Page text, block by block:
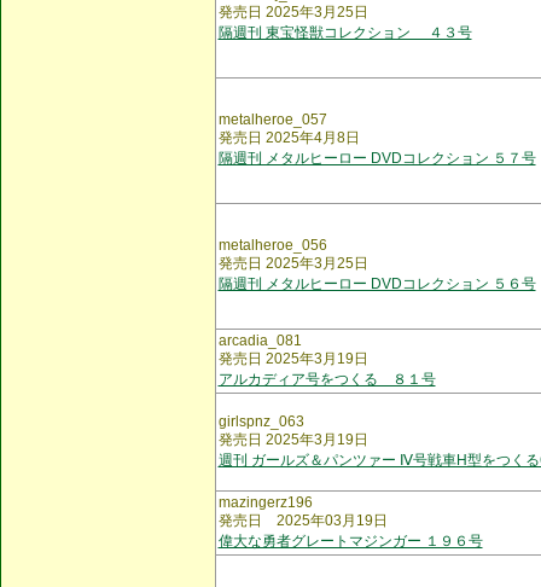
発売日 2025年3月25日
隔週刊 東宝怪獣コレクション ４３号
metalheroe_057
発売日 2025年4月8日
隔週刊 メタルヒーロー DVDコレクション ５７号
metalheroe_056
発売日 2025年3月25日
隔週刊 メタルヒーロー DVDコレクション ５６号
arcadia_081
発売日 2025年3月19日
アルカディア号をつくる ８１号
girlspnz_063
発売日 2025年3月19日
週刊 ガールズ＆パンツァー Ⅳ号戦車H型をつく
mazingerz196
発売日 2025年03月19日
偉大な勇者グレートマジンガー １９６号